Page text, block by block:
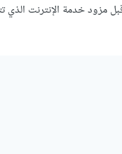
مزود خدمة الإنترنت